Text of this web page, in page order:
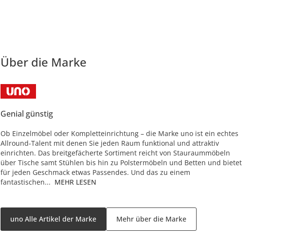
Über die Marke
Genial günstig
Ob Einzelmöbel oder Kompletteinrichtung – die Marke uno ist ein echtes
Allround-Talent mit denen Sie jeden Raum funktional und attraktiv
einrichten. Das breitgefächerte Sortiment reicht von Stauraummöbeln
über Tische samt Stühlen bis hin zu Polstermöbeln und Betten und bietet
für jeden Geschmack etwas Passendes. Und das zu einem
fantastischen... MEHR LESEN
uno Alle Artikel der Marke Mehr über die Marke